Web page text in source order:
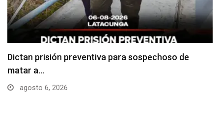
Usuarios madrugan y hacen largas filas para
obtener…
agosto 6, 2026